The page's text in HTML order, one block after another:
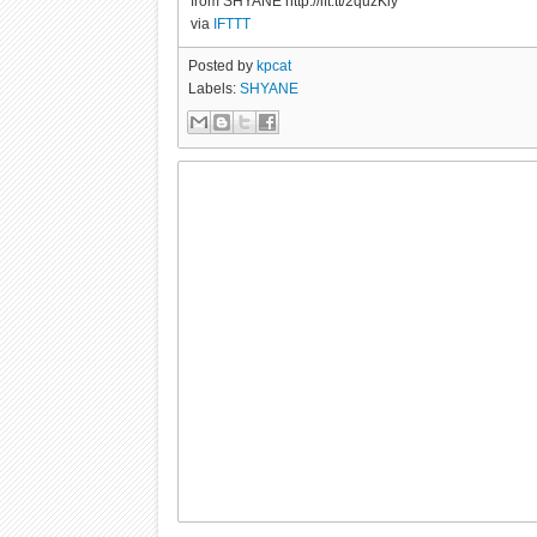
via IFTTT
Posted by kpcat
Labels:SHYANE